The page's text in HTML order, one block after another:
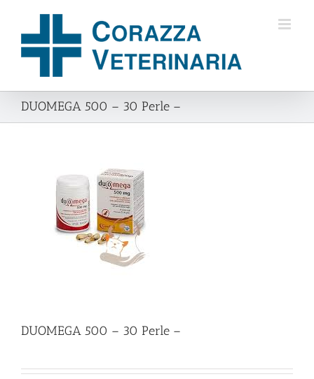
contenuto
DUOMEGA 500 – 30 Perle –
DUOMEGA 500 – 30 Perle –